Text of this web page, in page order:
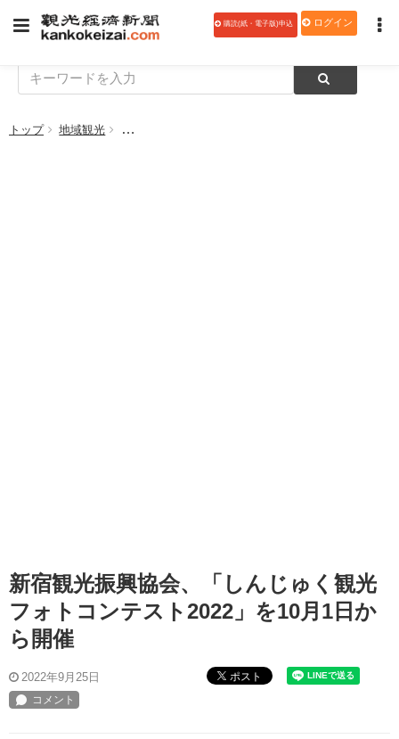
購読(紙・電子版)申込 ログイン
トップ 地域観光 新宿観光振興協会、「しんじゅく観光フォトコンテ
新宿観光振興協会、「しんじゅく観光
フォトコンテスト2022」を10月1日か
ら開催
2022年9月25日 ポスト